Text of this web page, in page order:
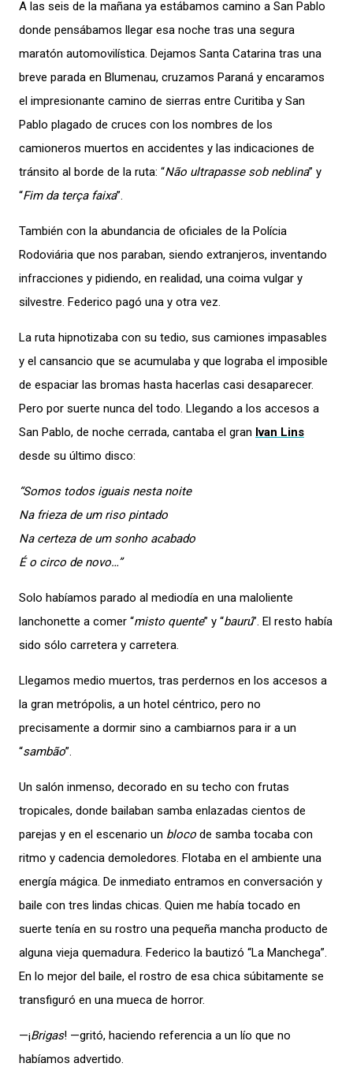
A las seis de la mañana ya estábamos camino a San Pablo
donde pensábamos llegar esa noche tras una segura
maratón automovilística. Dejamos Santa Catarina tras una
breve parada en Blumenau, cruzamos Paraná y encaramos
el impresionante camino de sierras entre Curitiba y San
Pablo plagado de cruces con los nombres de los
camioneros muertos en accidentes y las indicaciones de
tránsito al borde de la ruta: “Não ultrapasse sob neblina” y
“Fim da terça faixa”.
También con la abundancia de oficiales de la Polícia
Rodoviária que nos paraban, siendo extranjeros, inventando
infracciones y pidiendo, en realidad, una coima vulgar y
silvestre. Federico pagó una y otra vez.
La ruta hipnotizaba con su tedio, sus camiones impasables
y el cansancio que se acumulaba y que lograba el imposible
de espaciar las bromas hasta hacerlas casi desaparecer.
Pero por suerte nunca del todo. Llegando a los accesos a
San Pablo, de noche cerrada, cantaba el gran Ivan Lins
desde su último disco:
“Somos todos iguais nesta noite
Na frieza de um riso pintado
Na certeza de um sonho acabado
É o circo de novo…”
Solo habíamos parado al mediodía en una maloliente
lanchonette a comer “misto quente” y “baurú”. El resto había
sido sólo carretera y carretera.
Llegamos medio muertos, tras perdernos en los accesos a
la gran metrópolis, a un hotel céntrico, pero no
precisamente a dormir sino a cambiarnos para ir a un
“sambão”.
Un salón inmenso, decorado en su techo con frutas
tropicales, donde bailaban samba enlazadas cientos de
parejas y en el escenario un bloco de samba tocaba con
ritmo y cadencia demoledores. Flotaba en el ambiente una
energía mágica. De inmediato entramos en conversación y
baile con tres lindas chicas. Quien me había tocado en
suerte tenía en su rostro una pequeña mancha producto de
alguna vieja quemadura. Federico la bautizó “La Manchega”.
En lo mejor del baile, el rostro de esa chica súbitamente se
transfiguró en una mueca de horror.
—¡Brigas! —gritó, haciendo referencia a un lío que no
habíamos advertido.